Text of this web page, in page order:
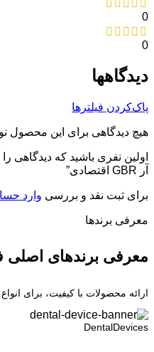
0
0
دیدگاهها
پاک‌کردن فیلترها
هیچ دیدگاهی برای این محصول
اولین نفری باشید که دیدگاهی
آر GBR اقتصادی”
برای ثبت نقد و بررسی وارد
معرفی برند‌ها
معرفی برندهای اصلی
ارائه محصولات با کیفیت، برای
DentalDevices